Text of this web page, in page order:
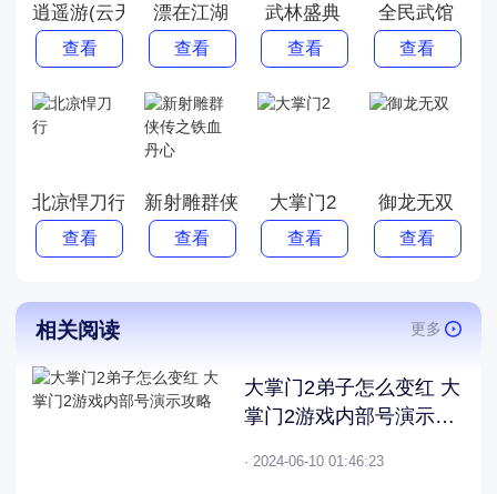
逍遥游(云天之巅)
查看
漂在江湖
查看
武林盛典
查看
全民武馆
查看
北凉悍刀行
查看
新射雕群侠传之铁血丹心
查看
大掌门2
查看
御龙无双
查看
相关阅读 更多
大掌门2弟子怎么变红 大
掌门2游戏内部号演示攻
· 2024-06-10 01:46:23